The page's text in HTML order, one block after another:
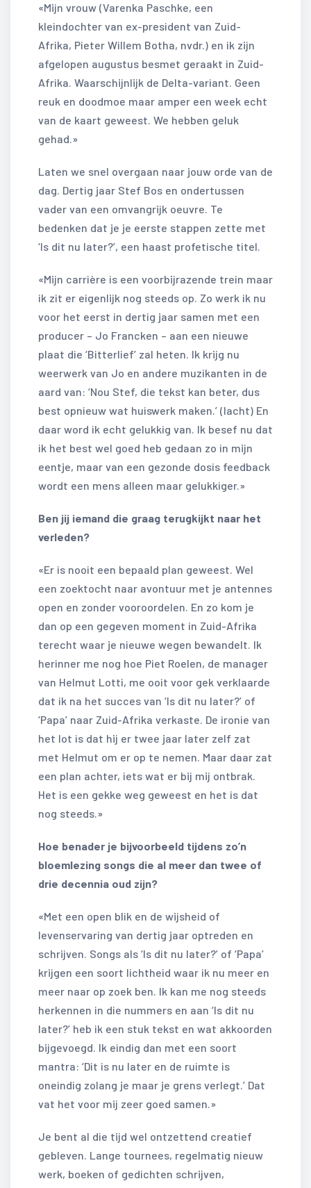
«Mijn vrouw (Varenka Paschke, een
kleindochter van ex-president van Zuid-
Afrika, Pieter Willem Botha, nvdr.) en ik zijn
afgelopen augustus besmet geraakt in Zuid-
Afrika. Waarschijnlijk de Delta-variant. Geen
reuk en doodmoe maar amper een week echt
van de kaart geweest. We hebben geluk
gehad.»
Laten we snel overgaan naar jouw orde van de
dag. Dertig jaar Stef Bos en ondertussen
vader van een omvangrijk oeuvre. Te
bedenken dat je je eerste stappen zette met
‘Is dit nu later?’, een haast profetische titel.
«Mijn carrière is een voorbijrazende trein maar
ik zit er eigenlijk nog steeds op. Zo werk ik nu
voor het eerst in dertig jaar samen met een
producer – Jo Francken – aan een nieuwe
plaat die ‘Bitterlief’ zal heten. Ik krijg nu
weerwerk van Jo en andere muzikanten in de
aard van: ‘Nou Stef, die tekst kan beter, dus
best opnieuw wat huiswerk maken.’ (lacht) En
daar word ik echt gelukkig van. Ik besef nu dat
ik het best wel goed heb gedaan zo in mijn
eentje, maar van een gezonde dosis feedback
wordt een mens alleen maar gelukkiger.»
Ben jij iemand die graag terugkijkt naar het
verleden?
«Er is nooit een bepaald plan geweest. Wel
een zoektocht naar avontuur met je antennes
open en zonder vooroordelen. En zo kom je
dan op een gegeven moment in Zuid-Afrika
terecht waar je nieuwe wegen bewandelt. Ik
herinner me nog hoe Piet Roelen, de manager
van Helmut Lotti, me ooit voor gek verklaarde
dat ik na het succes van ‘Is dit nu later?’ of
‘Papa’ naar Zuid-Afrika verkaste. De ironie van
het lot is dat hij er twee jaar later zelf zat
met Helmut om er op te nemen. Maar daar zat
een plan achter, iets wat er bij mij ontbrak.
Het is een gekke weg geweest en het is dat
nog steeds.»
Hoe benader je bijvoorbeeld tijdens zo’n
bloemlezing songs die al meer dan twee of
drie decennia oud zijn?
«Met een open blik en de wijsheid of
levenservaring van dertig jaar optreden en
schrijven. Songs als ‘Is dit nu later?’ of ‘Papa’
krijgen een soort lichtheid waar ik nu meer en
meer naar op zoek ben. Ik kan me nog steeds
herkennen in die nummers en aan ‘Is dit nu
later?’ heb ik een stuk tekst en wat akkoorden
bijgevoegd. Ik eindig dan met een soort
mantra: ‘Dit is nu later en de ruimte is
oneindig zolang je maar je grens verlegt.’ Dat
vat het voor mij zeer goed samen.»
Je bent al die tijd wel ontzettend creatief
gebleven. Lange tournees, regelmatig nieuw
werk, boeken of gedichten schrijven,